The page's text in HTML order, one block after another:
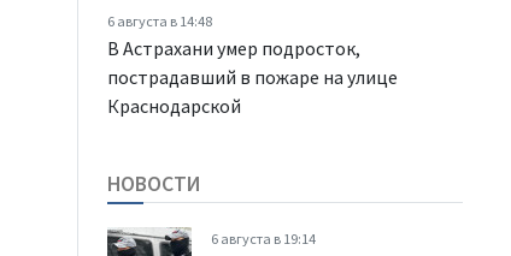
6 августа в 14:48
В Астрахани умер подросток,
пострадавший в пожаре на улице
Краснодарской
НОВОСТИ
6 августа в 19:14